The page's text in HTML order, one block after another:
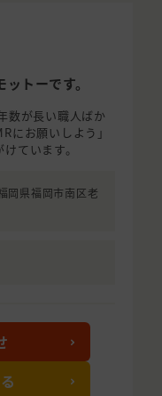
トーです。
数が長い職人ばか
にお願いしよう」
ています。
岡県福岡市南区老